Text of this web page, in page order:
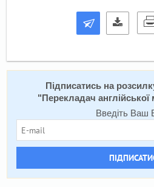
Підписатись на
" Перекладач
Введіть Ваш